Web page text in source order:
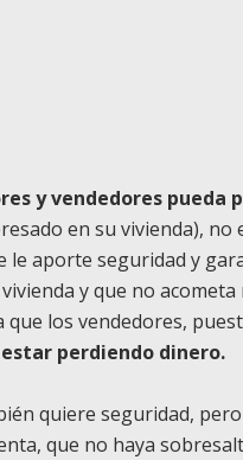
y vendedores pueda
en su vivienda),
le aporte seguridad y
y que no
los vendedores,
perdiendo dinero.
quiere seguridad,
que no haya